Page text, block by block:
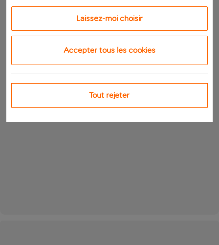
Laissez-moi choisir
Accepter tous les cookies
Tout rejeter